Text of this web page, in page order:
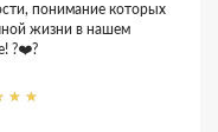
понимание которых
жизни в нашем
?❤️?